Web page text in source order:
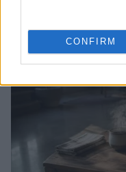
CONFIRM
PEOPLE NEWS